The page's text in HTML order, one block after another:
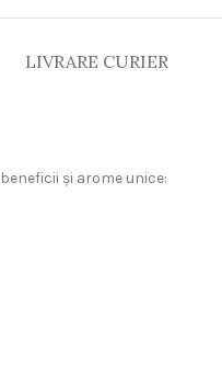
LIVRARE CURIER
și arome unice: